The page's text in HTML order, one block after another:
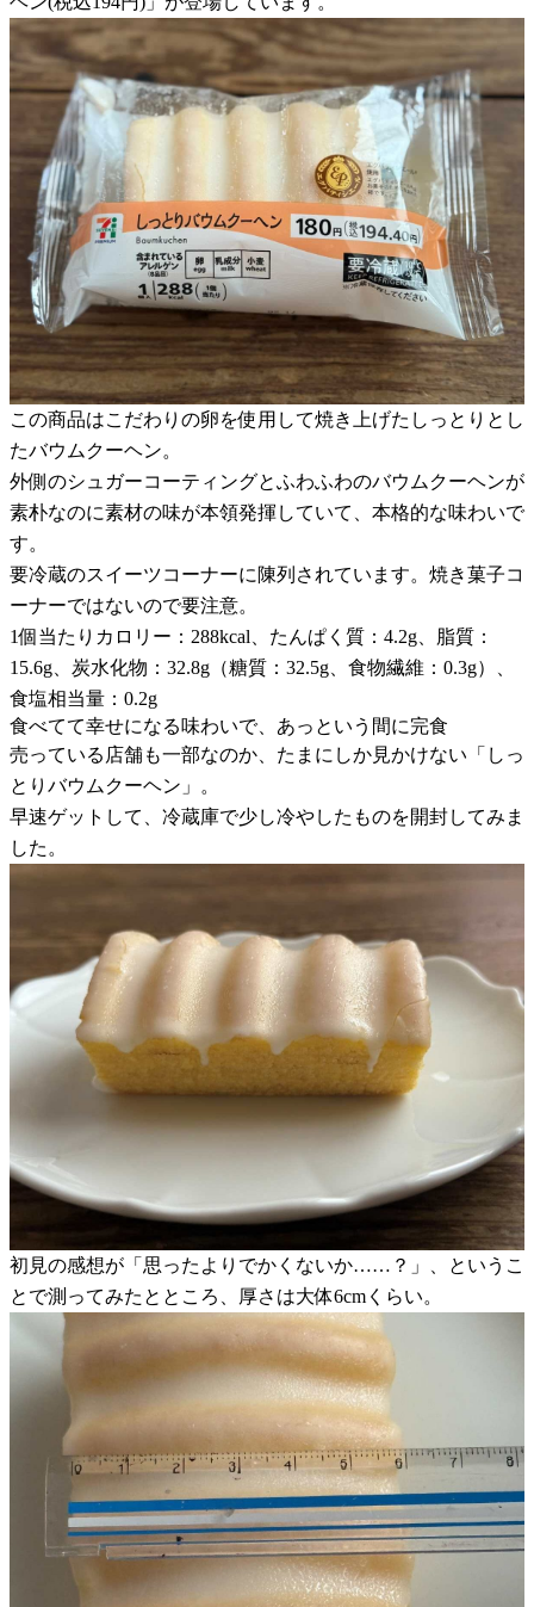
この商品はこだわりの卵を使用して焼き上げたしっとりとし
たバウムクーヘン。
外側のシュガーコーティングとふわふわのバウムクーヘンが
素朴なのに素材の味が本領発揮していて、本格的な味わいで
す。
要冷蔵のスイーツコーナーに陳列されています。焼き菓子コ
ーナーではないので要注意。
1個当たりカロリー：288kcal、たんぱく質：4.2g、脂質：
15.6g、炭水化物：32.8g（糖質：32.5g、食物繊維：0.3g）、
食塩相当量：0.2g
食べてて幸せになる味わいで、あっという間に完食
売っている店舗も一部なのか、たまにしか見かけない「しっ
とりバウムクーヘン」。
早速ゲットして、冷蔵庫で少し冷やしたものを開封してみま
した。
初見の感想が「思ったよりでかくないか……？」、というこ
とで測ってみたとところ、厚さは大体6cmくらい。